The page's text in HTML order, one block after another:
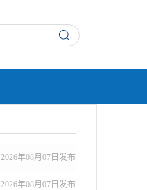
2026年08月07日发布
2026年08月07日发布